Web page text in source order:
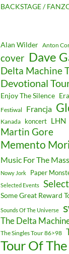
BACKSTAGE /
Alan Wilder Anton
cover Dave
Delta Machine
Devotional
Enjoy The Silence
Festiwal Francja
Kanada koncert LHN
Martin Gore
Memento
Music For The
Nowy Jork Paper
Selected Events
Some Great Reward
Sounds Of The Universe
The Delta
The Singles Tour 86>98
Tour Of